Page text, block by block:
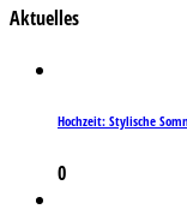
Aktuelles
Hochzeit: Stylische
0